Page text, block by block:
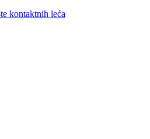
kontaktnih leća